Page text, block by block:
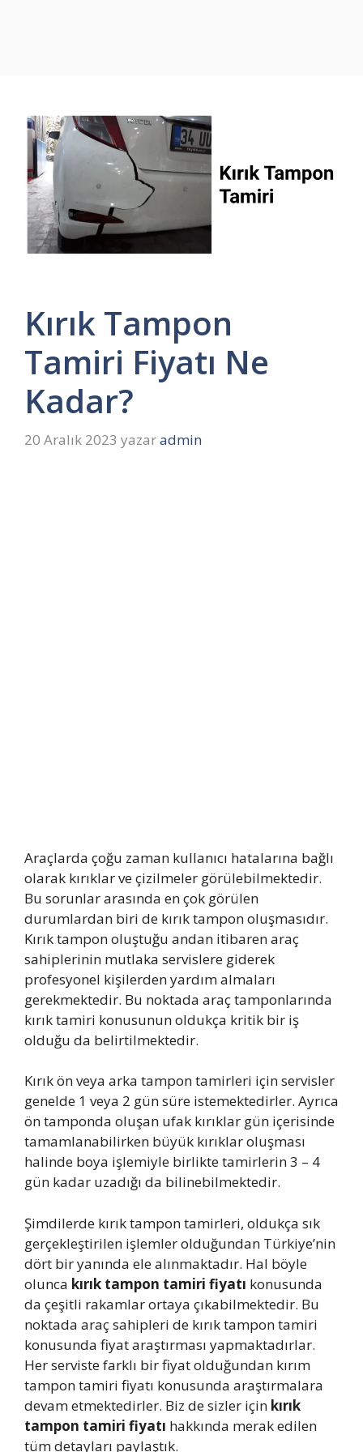
Kırık Tampon
Tamiri Fiyatı Ne
Kadar?
20 Aralık 2023 yazaradmin
Araçlarda çoğu zaman kullanıcı hatalarına bağlı
olarak kırıklar ve çizilmeler görülebilmektedir.
Bu sorunlar arasında en çok görülen
durumlardan biri de kırık tampon oluşmasıdır.
Kırık tampon oluştuğu andan itibaren araç
sahiplerinin mutlaka servislere giderek
profesyonel kişilerden yardım almaları
gerekmektedir. Bu noktada araç tamponlarında
kırık tamiri konusunun oldukça kritik bir iş
olduğu da belirtilmektedir.
Kırık ön veya arka tampon tamirleri için servisler
genelde 1 veya 2 gün süre istemektedirler. Ayrıca
ön tamponda oluşan ufak kırıklar gün içerisinde
tamamlanabilirken büyük kırıklar oluşması
halinde boya işlemiyle birlikte tamirlerin 3 – 4
gün kadar uzadığı da bilinebilmektedir.
Şimdilerde kırık tampon tamirleri, oldukça sık
gerçekleştirilen işlemler olduğundan Türkiye’nin
dört bir yanında ele alınmaktadır. Hal böyle
olunca kırık tampon tamiri fiyatı konusunda
da çeşitli rakamlar ortaya çıkabilmektedir. Bu
noktada araç sahipleri de kırık tampon tamiri
konusunda fiyat araştırması yapmaktadırlar.
Her serviste farklı bir fiyat olduğundan kırım
tampon tamiri fiyatı konusunda araştırmalara
devam etmektedirler. Biz de sizler için kırık
tampon tamiri fiyatı hakkında merak edilen
tüm detayları paylaştık.